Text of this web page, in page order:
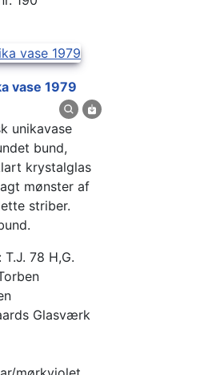
vase 1979
unikavase
bund,
krystalglas
mønster af
striber.
T.J. 78 H,G.
Glasværk